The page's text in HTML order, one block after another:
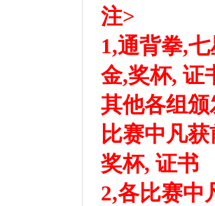
注>
1,通背拳,
金,奖杯, 证
其他各组
比赛中凡
奖杯, 证书
2,各比赛中